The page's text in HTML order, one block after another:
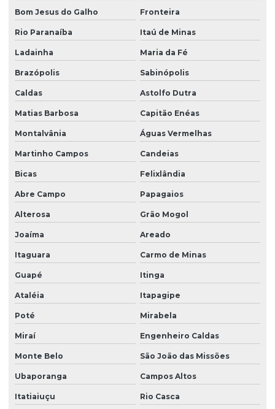
Bom Jesus do Galho Fronteira
Rio Paranaíba Itaú de Minas
Ladainha Maria da Fé
Brazópolis Sabinópolis
Caldas Astolfo Dutra
Matias Barbosa Capitão Enéas
Montalvânia Águas Vermelhas
Martinho Campos Candeias
Bicas Felixlândia
Abre Campo Papagaios
Alterosa Grão Mogol
Joaíma Areado
Itaguara Carmo de Minas
Guapé Itinga
Ataléia Itapagipe
Poté Mirabela
Miraí Engenheiro Caldas
Monte Belo São João das Missões
Ubaporanga Campos Altos
Itatiaiuçu Rio Casca